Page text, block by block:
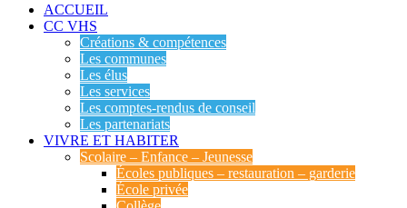
ACCUEIL
CC VHS
Créations & compétences
Les communes
Les élus
Les services
Les comptes-rendus de conseil
Les partenariats
VIVRE ET HABITER
Scolaire – Enfance – Jeunesse
Écoles publiques – restauration – garderie
École privée